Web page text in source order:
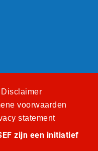
Disclaimer
voorwaarden
statement
zijn een initiatief